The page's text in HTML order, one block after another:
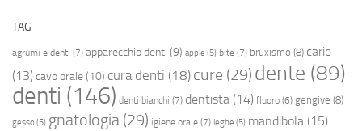
TAG
agrumi e denti (7) apparecchio denti (9) apple (5) bite (7) bruxismo (8) carie
(13) cavo orale(10) cura denti (18) cure (29) dente (89)
denti (146) denti bianchi (7) dentista (14) fluoro (6) gengive (8)
gesso(5) gnatologia (29) igiene orale (7) leghe (5) mandibola (15)